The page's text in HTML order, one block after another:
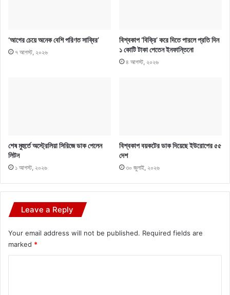
‘আগের চেয়ে অনেক বেশি পরিণত সাব্বির’
৭ আগস্ট, ২০২৬
বিশ্বকাপ ‘বিক্রি’ করে দিতে পারলে প্রতি দিন
১ কোটি টাকা পেতেন ইনফান্তিনো
৪ আগস্ট, ২০২৬
শেষ মুহুর্তে অস্ট্রেলিয়া সিরিজে ডাক পেলেন
লিটন
১ আগস্ট, ২০২৬
বিশ্বকাপ বয়কটের ডাক দিয়েছে ইউরোপের ৫৫
দেশ
৩০ জুলাই, ২০২৬
Leave a Reply
Your email address will not be published. Required fields are
marked *